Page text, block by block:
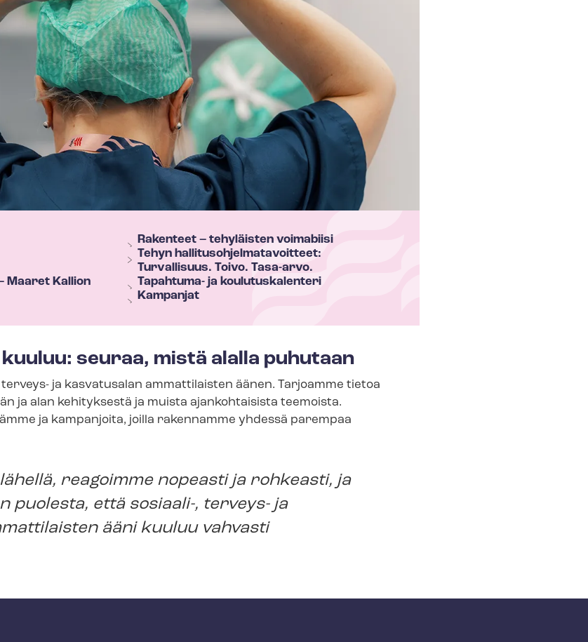
Maaret Kallion
Rakenteet – tehyläisten voimabiisi
Tehyn hal­li­tus­oh­jel­ma­ta­voit­teet:
Turvallisuus. Toivo. Tasa-arvo.
Tapahtuma- ja koulutuskalenteri
Kampanjat
seuraa, mistä alalla puhutaan
terveys- ja kasvatusalan ammattilaisten äänen. Tarjoamme tietoa
ja alan kehityksestä ja muista ajankohtaisista teemoista.
ja kampanjoita, joilla rakennamme yhdessä parempaa
reagoimme nopeasti ja rohkeasti, ja
puolesta, että sosiaali-, terveys- ja
ääni kuuluu vahvasti